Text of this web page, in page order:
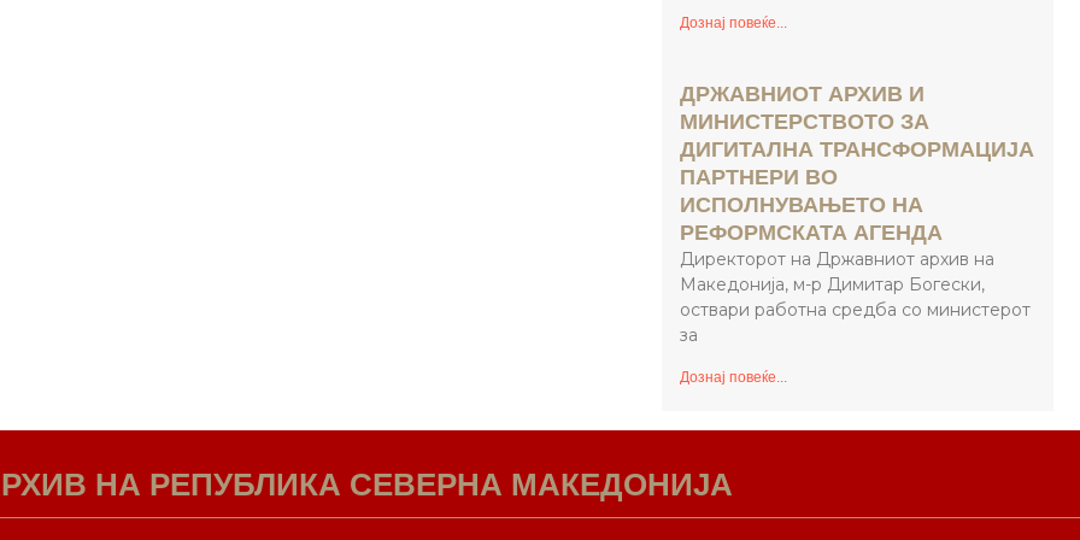
Дознај повеќе...
ДРЖАВНИОТ АРХИВ И
МИНИСТЕРСТВОТО ЗА
ДИГИТАЛНА ТРАНСФОРМАЦИЈА
ПАРТНЕРИ ВО
ИСПОЛНУВАЊЕТО НА
РЕФОРМСКАТА АГЕНДА
Директорот на Државниот архив на
Македонија, м-р Димитар Богески,
оствари работна средба со министерот
за
Дознај повеќе...
НА РЕПУБЛИКА СЕВЕРНА МАКЕДОНИЈА